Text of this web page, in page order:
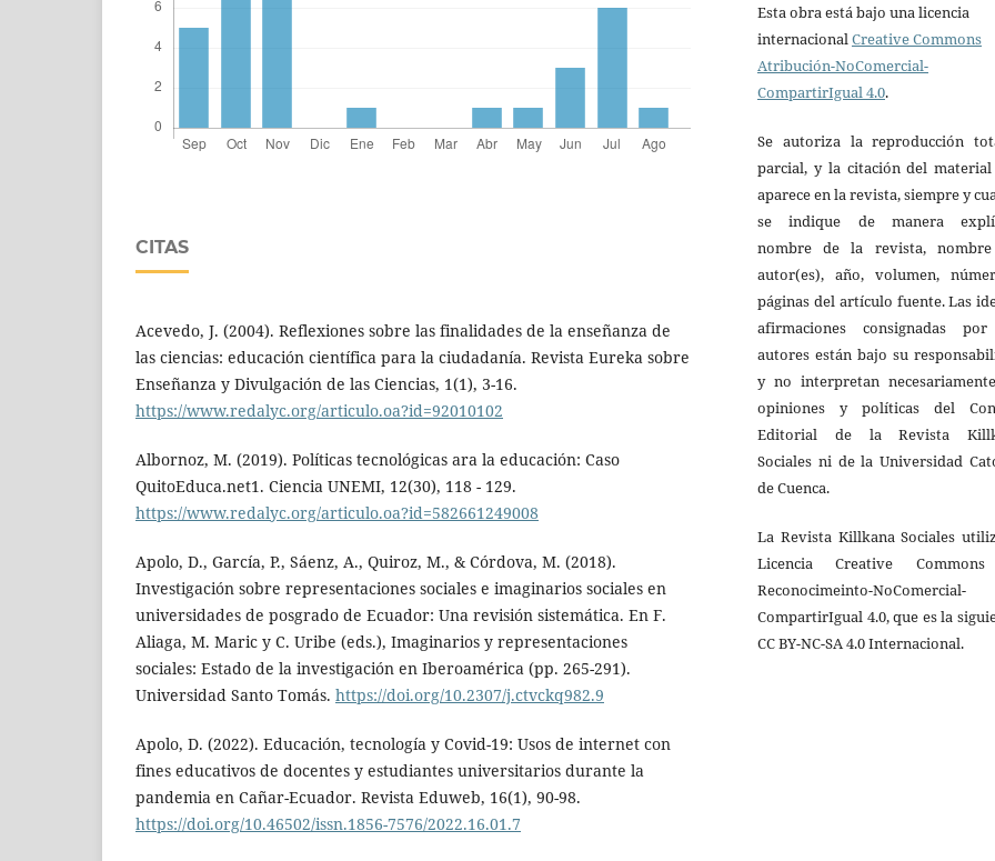
CITAS
Acevedo, J. (2004). Reflexiones sobre las finalidades de la enseñanza de
las ciencias: educación científica para la ciudadanía. Revista Eureka sobre
Enseñanza y Divulgación de las Ciencias, 1(1), 3-16.
https://www.redalyc.org/articulo.oa?id=92010102
Albornoz, M. (2019). Políticas tecnológicas ara la educación: Caso
QuitoEduca.net1. Ciencia UNEMI, 12(30), 118 - 129.
https://www.redalyc.org/articulo.oa?id=582661249008
Apolo, D., García, P., Sáenz, A., Quiroz, M., & Córdova, M. (2018).
Investigación sobre representaciones sociales e imaginarios sociales en
universidades de posgrado de Ecuador: Una revisión sistemática. En F.
Aliaga, M. Maric y C. Uribe (eds.), Imaginarios y representaciones
sociales: Estado de la investigación en Iberoamérica (pp. 265-291).
Universidad Santo Tomás. https://doi.org/10.2307/j.ctvckq982.9
Apolo, D. (2022). Educación, tecnología y Covid-19: Usos de internet con
fines educativos de docentes y estudiantes universitarios durante la
pandemia en Cañar-Ecuador. Revista Eduweb, 16(1), 90-98.
https://doi.org/10.46502/issn.1856-7576/2022.16.01.7
Esta obra está bajo una licencia
internacional Creative Commons
Atribución-NoComercial-
CompartirIgual 4.0.
Se autoriza la reproducción
parcial, y la citación del
aparece en la revista, siempre y
se indique de manera
nombre de la revista,
autor(es), año, volumen,
páginas del artículo fuente. Las
afirmaciones consignadas
autores están bajo su
y no interpretan
opiniones y políticas del
Editorial de la Revista
Sociales ni de la Universidad
de Cuenca.
La Revista Killkana Sociales
Licencia Creative
Reconocimeinto-NoComercial-
CompartirIgual 4.0, que es la
CC BY-NC-SA 4.0 Internacional.